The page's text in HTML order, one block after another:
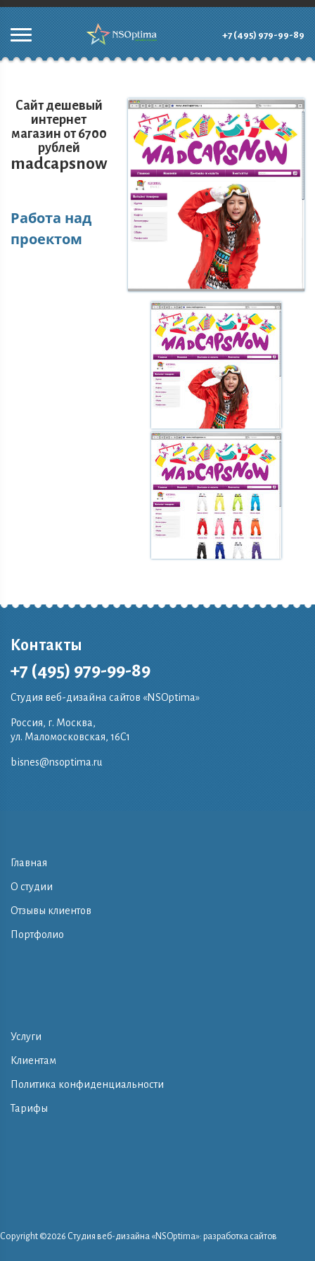
+7 (495) 979-99-89
Сайт дешевый
интернет
магазин от 6700
рублей
madcapsnow
Работа над
проектом
Контакты
+7 (495) 979-99-89
Студия веб-дизайна сайтов «NSOptima»
Россия, г. Москва,
ул. Маломосковская, 16C1
bisnes@nsoptima.ru
Главная
О студии
Отзывы клиентов
Портфолио
Услуги
Клиентам
Политика конфиденциальности
Тарифы
Copyright ©2026 Студия веб-дизайна «NSOptima»: разработка сайтов